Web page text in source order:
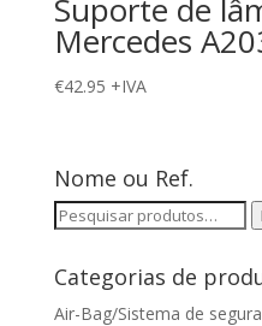
Suporte de
Mercedes
€42.95 +IVA
Nome ou Ref.
Pesquisar
Categorias de
Air-Bag/Sistema de